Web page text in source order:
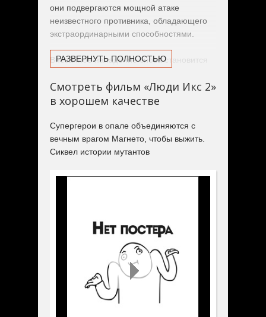
они подвергаются мощной атаке
неизвестного противника, обладающего
экстраординарными способностями.
Внезапное нападение снова становится
резонанса по поводу введения
повсеместной регистрации мутантов и
мутантов, возглавляемого Уильямом
Страйкером, бывшим военным, который,
по слухам, проводил опыты над
РАЗВЕРНУТЬ ПОЛНОСТЬЮ
Смотреть фильм «Люди Икс 2»
в хорошем качестве
Супергерои в опале объединяются с
вечным врагом Магнето, чтобы выжить.
Сиквел истории мутантов